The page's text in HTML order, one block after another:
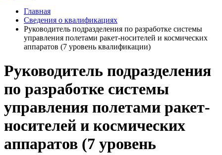
Главная
Сведения о квалификациях
Руководитель подразделения по разработке системы
управления полетами ракет-носителей и космических
аппаратов (7 уровень квалификации)
Руководитель подразделения
по разработке системы
управления полетами ракет-
носителей и космических
аппаратов (7 уровень